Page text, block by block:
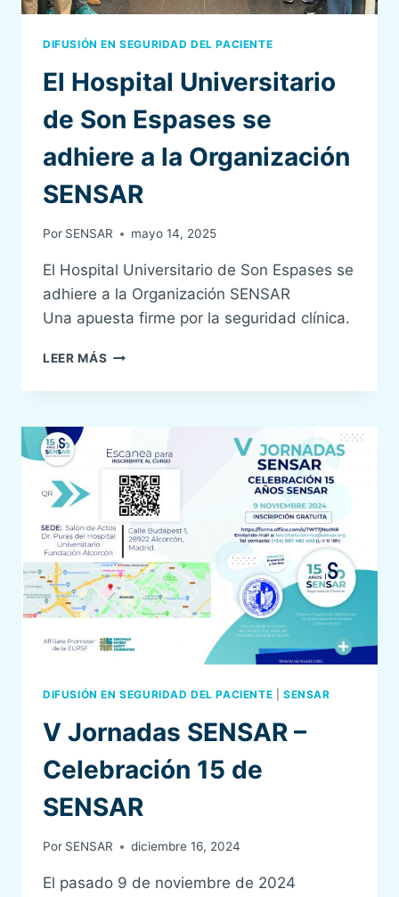
DIFUSIÓN EN SEGURIDAD DEL PACIENTE
El Hospital Universitario
de Son Espases se
adhiere a la Organización
SENSAR
Por SENSAR mayo 14, 2025
El Hospital Universitario de Son Espases se
adhiere a la Organización SENSAR
Una apuesta firme por la seguridad clínica.
LEER MÁS
UNIVERSITARIO
ESPASES
SE
ADHIERE
LA
ORGANIZACIÓN
SENSAR
DIFUSIÓN EN SEGURIDAD DEL PACIENTE |SENSAR
V Jornadas SENSAR –
Celebración 15 de
SENSAR
Por SENSAR diciembre 16, 2024
El pasado 9 de noviembre de 2024